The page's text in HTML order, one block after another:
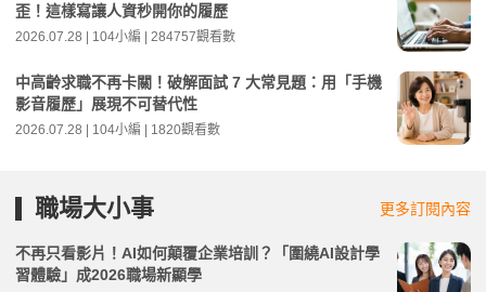
歪！這樣寫讓人資秒開你的履歷
2026.07.28 | 104小編 | 284757觀看數
中高齡求職不再卡關！破解面試 7 大常見題：用「手機
影音履歷」展現不可替代性
2026.07.28 | 104小編 | 1820觀看數
職場大小事 更多訂閱內容
不再只看影片！AI如何顛覆企業培訓？「圍繞AI設計學
習體驗」成2026職場新顯學